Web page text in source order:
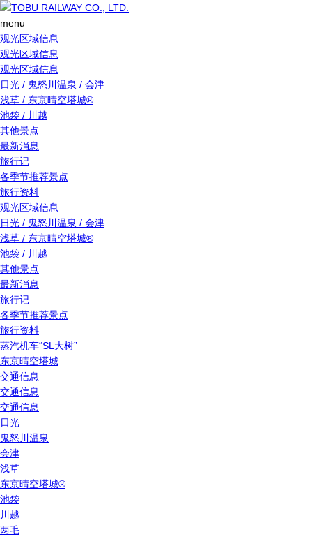
menu
观光区域信息
观光区域信息
观光区域信息
日光 / 鬼怒川温泉 / 会津
浅草 / 东京晴空塔城®
池袋 / 川越
其他景点
最新消息
旅行记
各季节推荐景点
旅行资料
观光区域信息
日光 / 鬼怒川温泉 / 会津
浅草 / 东京晴空塔城®
池袋 / 川越
其他景点
最新消息
旅行记
各季节推荐景点
旅行资料
蒸汽机车“SL大树”
东京晴空塔城
交通信息
交通信息
交通信息
日光
鬼怒川温泉
会津
浅草
东京晴空塔城®
池袋
川越
两毛